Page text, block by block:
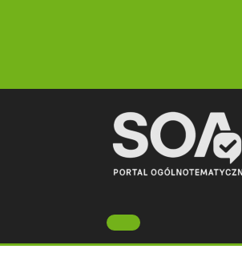
Open